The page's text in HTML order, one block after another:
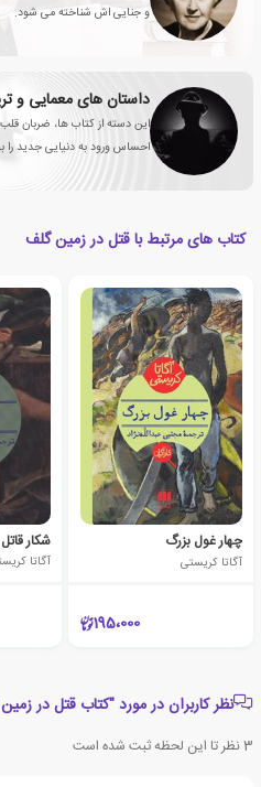
و جنایی اش شناخته می شود.
داستان های معمایی و
این دسته از کتاب ها، ضربان
احساس ورود به دنیایی جدید را
کتاب های مرتبط با قتل در زمین گلف
چهار غول بزرگ
آگاتا کریستی
195،000
شکار قاتل
آگاتا
نظر کاربران در مورد "کتاب قتل در
3نظر تا این لحظه ثبت شده است